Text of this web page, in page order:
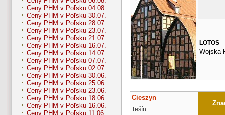
Ceny PHM v Poľsku 04.08.
Ceny PHM v Poľsku 30.07.
Ceny PHM v Poľsku 28.07.
Ceny PHM v Poľsku 23.07.
Ceny PHM v Poľsku 21.07.
Ceny PHM v Poľsku 16.07.
Ceny PHM v Poľsku 14.07.
Ceny PHM v Poľsku 07.07.
Ceny PHM v Poľsku 02.07.
Ceny PHM v Poľsku 30.06.
Ceny PHM v Poľsku 25.06.
Ceny PHM v Poľsku 23.06.
Ceny PHM v Poľsku 18.06.
Ceny PHM v Poľsku 16.06.
Ceny PHM v Poľsku 11.06.
LOTOS
Wojska
Cieszyn
Tešín